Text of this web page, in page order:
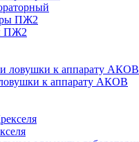
ПЖ2
к аппарату АКОВ